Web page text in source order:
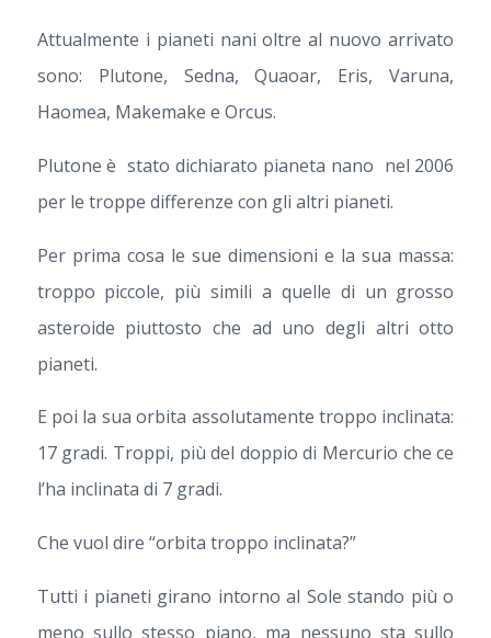
Attualmente i pianeti nani oltre al nuovo arrivato
sono: Plutone, Sedna, Quaoar, Eris, Varuna,
Haomea, Makemake e Orcus.
Plutone è stato dichiarato pianeta nano nel 2006
per le troppe differenze con gli altri pianeti.
Per prima cosa le sue dimensioni e la sua massa:
troppo piccole, più simili a quelle di un grosso
asteroide piuttosto che ad uno degli altri otto
pianeti.
E poi la sua orbita assolutamente troppo inclinata:
17 gradi. Troppi, più del doppio di Mercurio che ce
l’ha inclinata di 7 gradi.
Che vuol dire “orbita troppo inclinata?”
Tutti i pianeti girano intorno al Sole stando più o
meno sullo stesso piano, ma nessuno sta sullo